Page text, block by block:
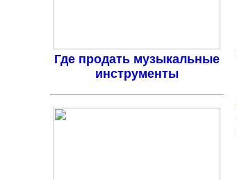
Где продать музыкальные
инструменты